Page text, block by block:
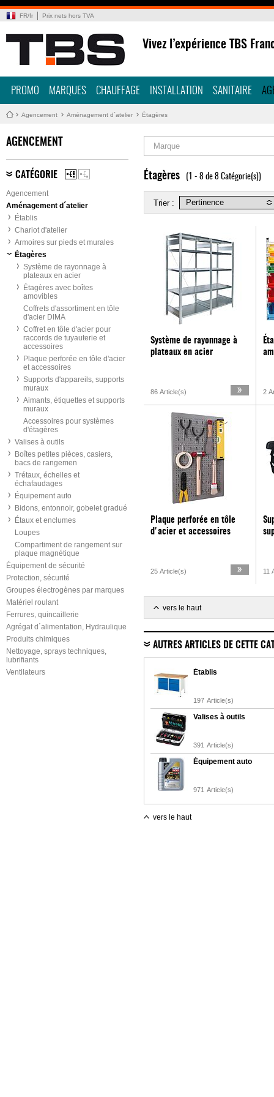
FR/fr Prix nets hors TVA
Vivez l’expérience TBS
PROMO MARQUES CHAUFFAGE INSTALLATION SANITAIRE
Agencement Aménagement d´atelier Étagères
AGENCEMENT
CATÉGORIE
Agencement
Aménagement d´atelier
Établis
Chariot d'atelier
Armoires sur pieds et murales
Étagères
Système de rayonnage à
plateaux en acier
Étagères avec boîtes
amovibles
Coffrets d'assortiment en tôle
d'acier DIMA
Coffret en tôle d'acier pour
raccords de tuyauterie et
accessoires
Plaque perforée en tôle d'acier
et accessoires
Supports d'appareils, supports
muraux
Aimants, étiquettes et supports
muraux
Accessoires pour systèmes
d'étagères
Valises à outils
Boîtes petites pièces, casiers,
bacs de rangemen
Trétaux, échelles et
échafaudages
Équipement auto
Bidons, entonnoir, gobelet gradué
Étaux et enclumes
Loupes
Compartiment de rangement sur
plaque magnétique
Équipement de sécurité
Protection, sécurité
Groupes électrogènes par marques
Matériel roulant
Ferrures, quincaillerie
Agrégat d´alimentation, Hydraulique
Produits chimiques
Nettoyage, sprays techniques,
lubrifiants
Ventilateurs
Marque
Étagères (1 - 8 de 8 Catégorie(s))
Trier :
Système de rayonnage à
plateaux en acier
86 Article(s) 2
Plaque perforée en tôle
d'acier et accessoires
25 Article(s) 11
vers le haut
AUTRES ARTICLES DE CETTE
Établis
197 Article(s)
Valises à outils
391 Article(s)
Équipement auto
971 Article(s)
vers le haut